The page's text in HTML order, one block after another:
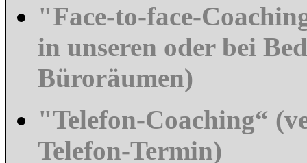
"Face-to-face-
in unseren oder bei
Büroräumen)
"Telefon-Coaching“
Telefon-Termin)